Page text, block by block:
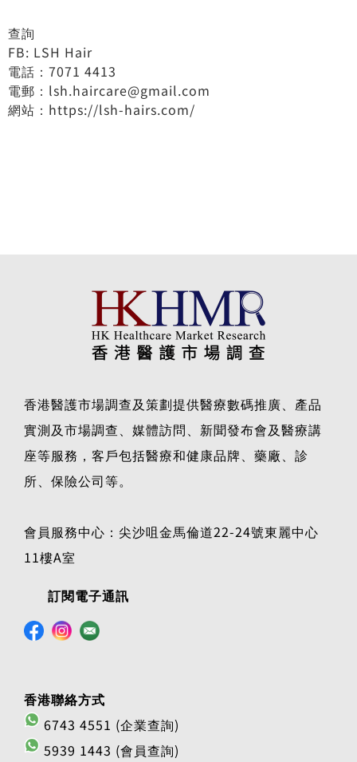
查詢
FB: LSH Hair
電話：7071 4413
電郵： lsh.haircare@gmail.com
網站： https://lsh-hairs.com/
香港醫護市場調查及策劃提供醫療數碼推廣、產品
實測及市場調查、媒體訪問、新聞發布會及醫療講
座等服務，客戶包括醫療和健康品牌、藥廠、診
所、保險公司等。
會員服務中心：尖沙咀金馬倫道22-24號東麗中心
11樓A室
訂閱電子通訊
香港聯絡方式
6743 4551 (企業查詢)
5939 1443 (會員查詢)